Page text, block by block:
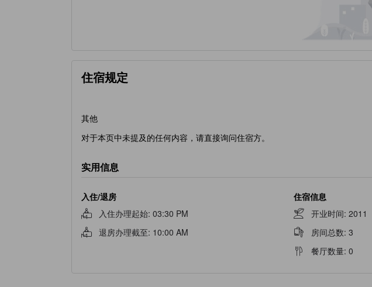
住宿规定
其他
对于本页中未提及的任何内容，请直接询问住宿方。
实用信息
入住/退房
入住办理起始: 03:30 PM
退房办理截至: 10:00 AM
住宿信息
开业时间:2011
房间总数:3
餐厅数量:0